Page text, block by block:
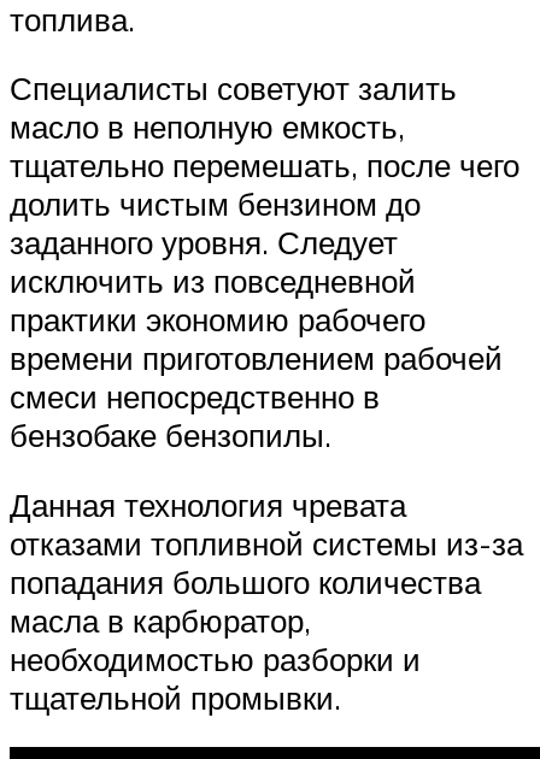
топлива.
Специалисты советуют залить
масло в неполную емкость,
тщательно перемешать, после чего
долить чистым бензином до
заданного уровня. Следует
исключить из повседневной
практики экономию рабочего
времени приготовлением рабочей
смеси непосредственно в
бензобаке бензопилы.
Данная технология чревата
отказами топливной системы из-за
попадания большого количества
масла в карбюратор,
необходимостью разборки и
тщательной промывки.